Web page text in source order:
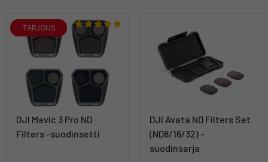
TARJOUS
DJI Mavic 3 Pro ND
Filters -suodinsetti
DJI Avata ND Filters Set
(ND8/16/32) -
suodinsarja